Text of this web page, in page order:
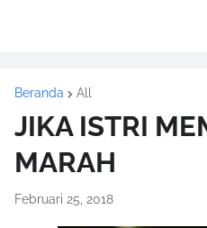
Beranda All
JIKA ISTRI
MARAH
Februari 25, 2018